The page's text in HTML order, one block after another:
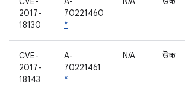
2017-
18130
70221460
*
CVE-
2017-
18143
A-
70221461
*
N/A উচ্চ